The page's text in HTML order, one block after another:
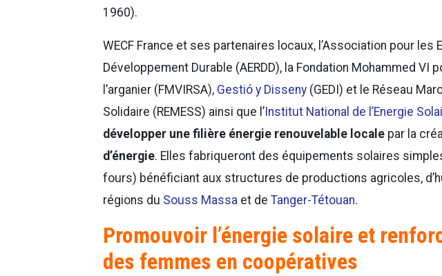
1960).
WECF France et ses partenaires locaux, l’Association pour les
Développement Durable (AERDD), la Fondation Mohammed VI
l’arganier (FMVIRSA), Gestió y Disseny (GEDI) et le Réseau
Solidaire (REMESS) ainsi que l’ Institut National de l’Energie
développer une filière énergie renouvelable locale par la
d’énergie. Elles fabriqueront des équipements solaires
fours) bénéficiant aux structures de productions agricoles,
régions du Souss Massa et de Tanger-Tétouan.
Promouvoir l’énergie solaire et
des femmes en coopératives